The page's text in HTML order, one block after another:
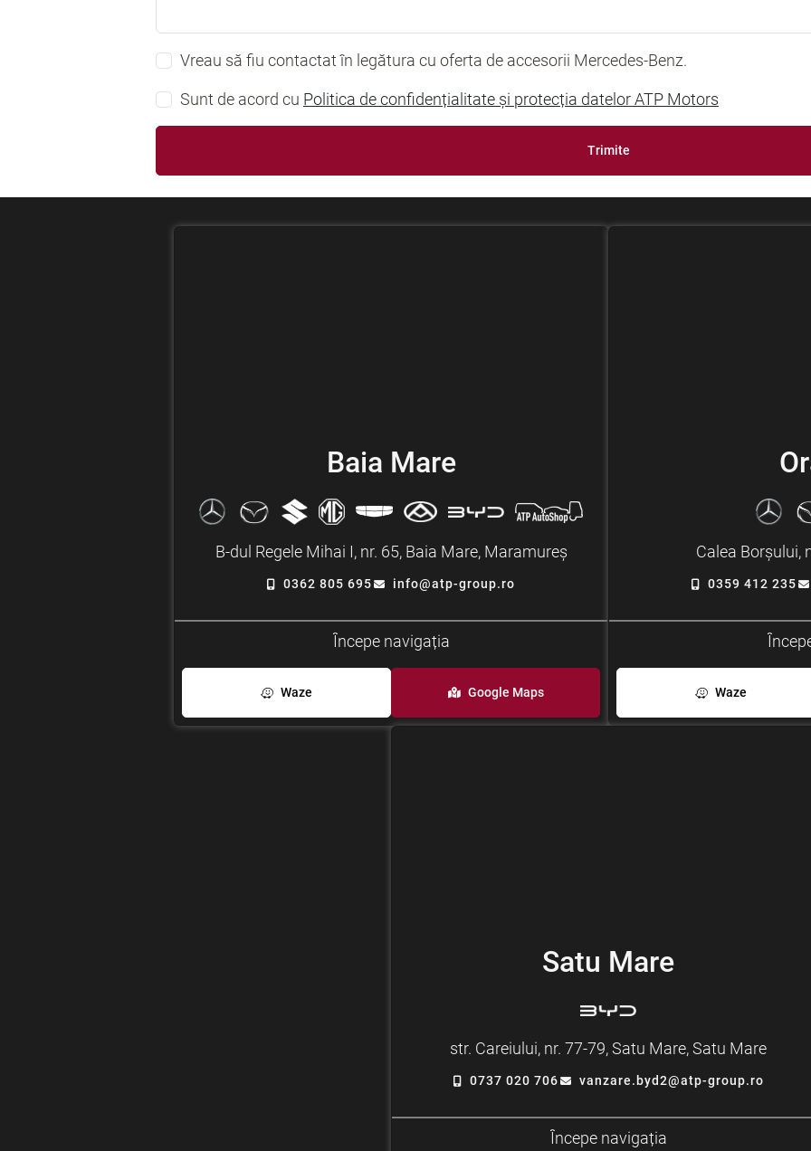
Vreau să fiu contactat în legătura cu oferta de accesorii Mercedes-Benz.
Sunt de acord cu Politica de confidențialitate și protecția datelor ATP Motors
Trimite
Baia Mare
B-dul Regele Mihai I, nr. 65, Baia Mare, Maramureș
0362 805 695 info@atp-group.ro
Începe navigația
Waze Google Maps
Calea Borșului,
0359 412 235
Waze
Satu Mare
str. Careiului, nr. 77-79, Satu Mare, Satu Mare
0737 020 706 vanzare.byd2@atp-group.ro
Începe navigația